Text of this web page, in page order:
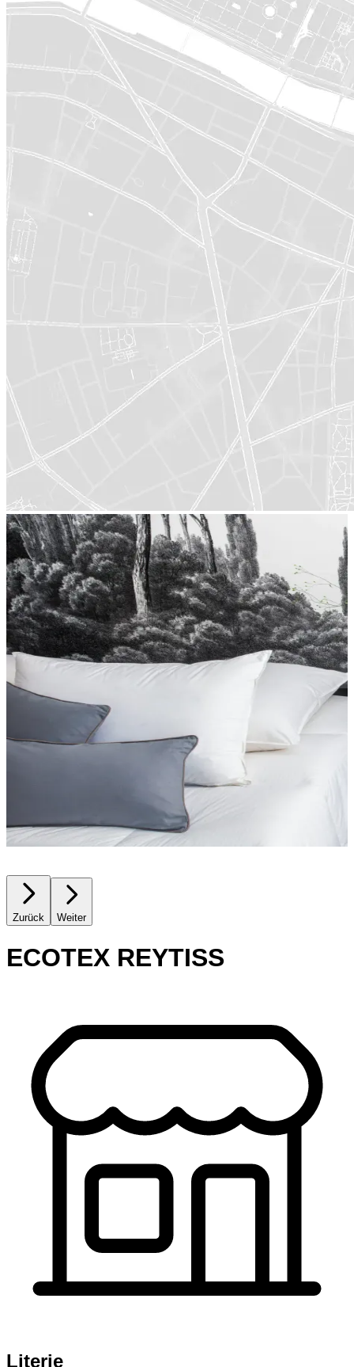
Zurück Weiter
ECOTEX REYTISS
Literie